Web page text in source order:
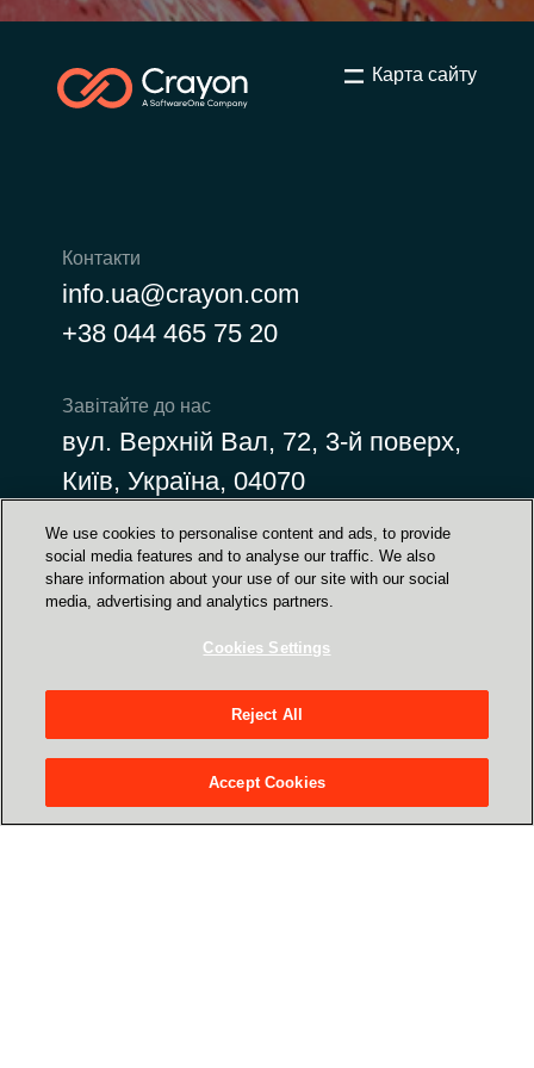
Indonesia
Latvia
Lithuania
Netherlands
Norway
Oman
Philippines
Portugal
Карта сайту
Контакти
info.ua@crayon.com
+38 044 465 75 20
Завітайте до нас
вул. Верхній Вал, 72, 3-й поверх,
Київ, Україна, 04070
Сrayon у соціальних мережах
We use cookies to personalise content and ads, to provide
social media features and to analyse our traffic. We also
share information about your use of our site with our social
media, advertising and analytics partners.
Cookies Settings
Reject All
Accept Cookies